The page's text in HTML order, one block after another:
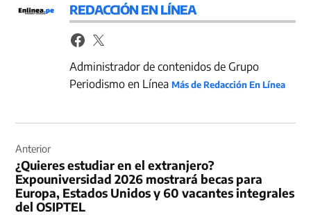
REDACCIÓN EN LÍNEA
Administrador de contenidos de Grupo
Periodismo en LíneaMás de Redacción En Línea
de
entradas
Anterior
¿Quieres estudiar en el extranjero?
Expouniversidad 2026 mostrará becas para
Europa, Estados Unidos y 60 vacantes integrales
del OSIPTEL